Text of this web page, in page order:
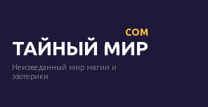
ТАЙНЫЙ МИР
COM
Неизведанный мир магии и
эзотерики